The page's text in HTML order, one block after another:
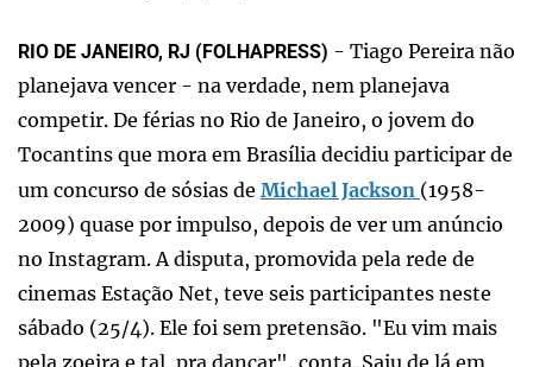
RIO DE JANEIRO, RJ (FOLHAPRESS) - Tiago Pereira não
planejava vencer - na verdade, nem planejava
competir. De férias no Rio de Janeiro, o jovem do
Tocantins que mora em Brasília decidiu participar de
um concurso de sósias de Michael Jackson (1958-
2009) quase por impulso, depois de ver um anúncio
no Instagram. A disputa, promovida pela rede de
cinemas Estação Net, teve seis participantes neste
sábado (25/4). Ele foi sem pretensão. "Eu vim mais
pela zoeira e tal, pra dançar", conta. Saiu de lá em